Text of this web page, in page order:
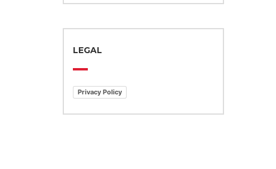
LEGAL
Privacy Policy